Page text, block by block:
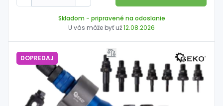
Skladom - pripravené na odoslanie
U vás môže byť už12.08.2026
DOPREDAJ